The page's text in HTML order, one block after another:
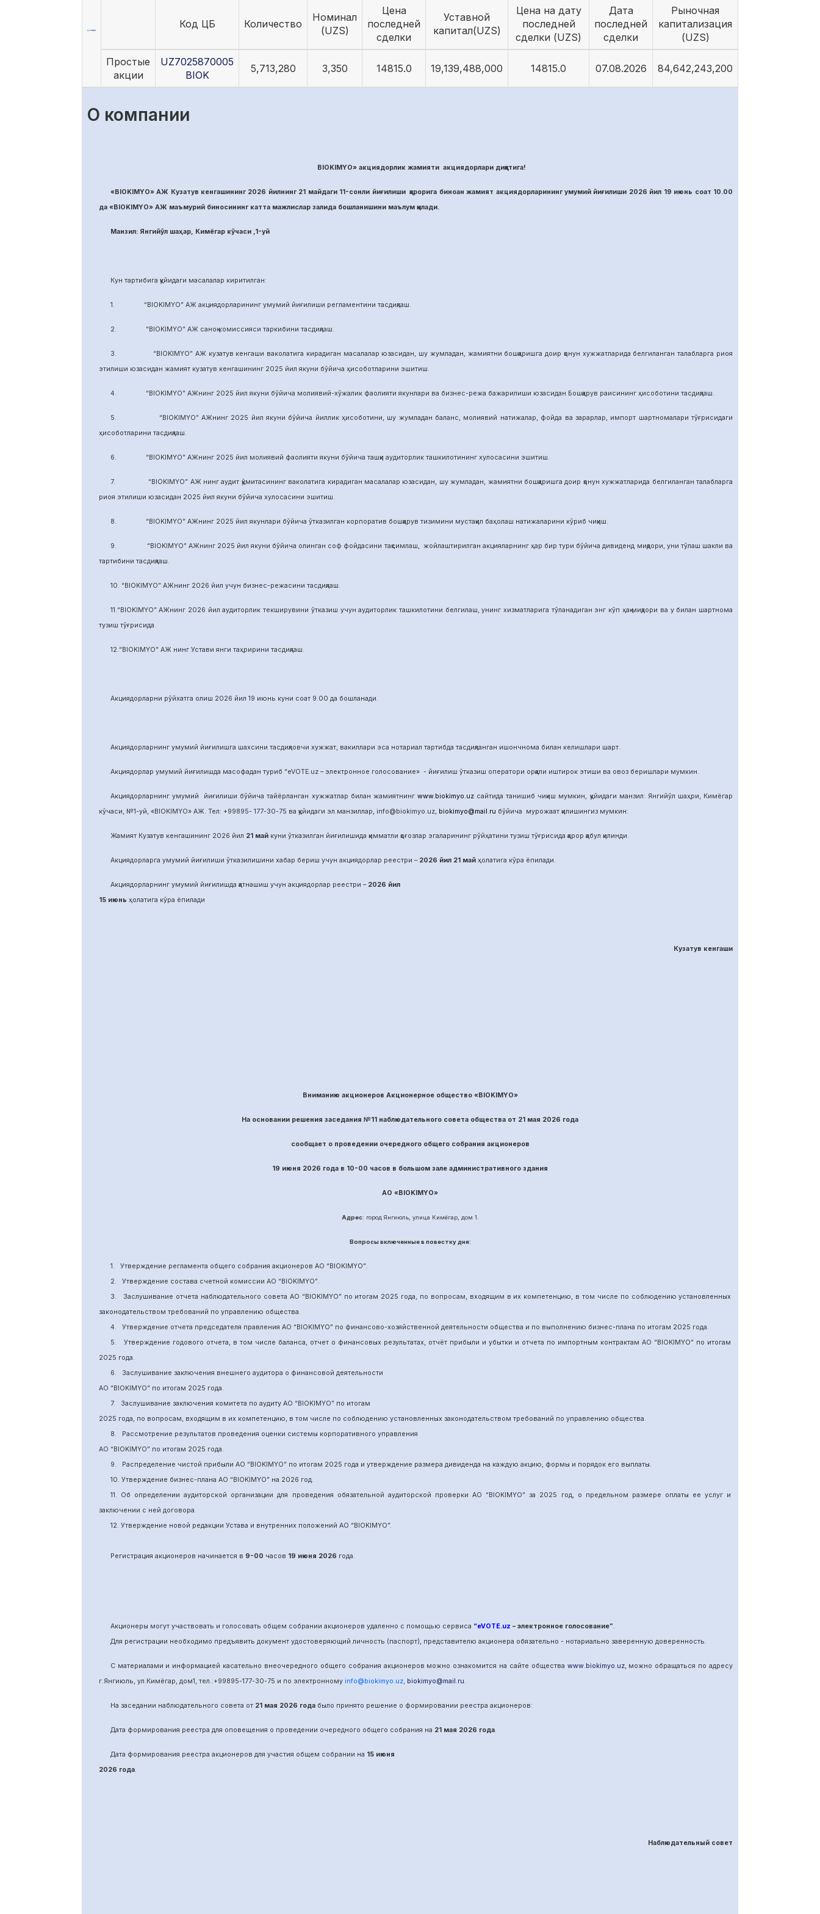
Код ЦБ Количество
Номинал
(UZS)
Цена
последней
сделки
Уставной
капитал(UZS)
Цена на дату
последней
сделки (UZS)
Дата
последней
сделки
Рыночная
капитализация
(UZS)
Простые
акции
UZ7025870005
BIOK
5,713,280 3,350 14815.0 19,139,488,000 14815.0 07.08.2026 84,642,243,200
О компании
BIOKIMYO» акциядорлик жамияти акциядорлари диққатига!
«BIOKIMYO» АЖ Кузатув кенгашининг 2026 йилнинг 21 майдаги 11-сонли йиғилиши қарорига биноан жамият акциядорларининг умумий йиғилиши 2026 йил 19 июнь соат 10.00
да «BIOKIMYO» АЖ маъмурий биносининг катта мажлислар залида бошланишини маълум қилади.
Манзил: Янгийўл шаҳар, Кимёгар кўчаси ,1-уй
Кун тартибига қуйидаги масалалар киритилган:
1. “BIOKIMYO” АЖ акциядорларининг умумий йиғилиши регламентини тасдиқлаш.
2. “BIOKIMYO” АЖ саноқ комиссияси таркибини тасдиқлаш.
3. “BIOKIMYO” АЖ кузатув кенгаши ваколатига кирадиган масалалар юзасидан, шу жумладан, жамиятни бошқаришга доир қонун хужжатларида белгиланган талабларга риоя
этилиши юзасидан жамият кузатув кенгашининг 2025 йил якуни бўйича ҳисоботларини эшитиш.
4. “BIOKIMYO” АЖнинг 2025 йил якуни бўйича молиявий-хўжалик фаолияти якунлари ва бизнес-режа бажарилиши юзасидан Бошқарув раисининг ҳисоботини тасдиқлаш.
5. “BIOKIMYO” АЖнинг 2025 йил якуни бўйича йиллик ҳисоботини, шу жумладан баланс, молиявий натижалар, фойда ва зарарлар, импорт шартномалари тўғрисидаги
ҳисоботларини тасдиқлаш.
6. “BIOKIMYO” АЖнинг 2025 йил молиявий фаолияти якуни бўйича ташқи аудиторлик ташкилотининг хулосасини эшитиш.
7. “BIOKIMYO” АЖ нинг аудит қўмитасининг ваколатига кирадиган масалалар юзасидан, шу жумладан, жамиятни бошқаришга доир қонун хужжатларида белгиланган талабларга
риоя этилиши юзасидан 2025 йил якуни бўйича хулосасини эшитиш.
8. “BIOKIMYO” АЖнинг 2025 йил якунлари бўйича ўтказилган корпоратив бошқарув тизимини мустақил баҳолаш натижаларини кўриб чиқиш.
9. “BIOKIMYO” АЖнинг 2025 йил якуни бўйича олинган соф фойдасини тақсимлаш, жойлаштирилган акцияларнинг ҳар бир тури бўйича дивиденд миқдори, уни тўлаш шакли ва
тартибини тасдиқлаш.
10. “BIOKIMYO” АЖнинг 2026 йил учун бизнес-режасини тасдиқлаш.
11.“BIOKIMYO” АЖнинг 2026 йил аудиторлик текширувини ўтказиш учун аудиторлик ташкилотини белгилаш, унинг хизматларига тўланадиган энг кўп ҳақ миқдори ва у билан шартнома
тузиш тўғрисида.
12.“BIOKIMYO” АЖ нинг Устави янги таҳририни тасдиқлаш.
Акциядорларни рўйхатга олиш 2026 йил 19 июнь куни соат 9.00 да бошланади.
Акциядорларнинг умумий йиғилишга шахсини тасдиқловчи хужжат, вакиллари эса нотариал тартибда тасдиқланган ишончнома билан келишлари шарт.
Акциядорлар умумий йиғилишда масофадан туриб “eVOTE.uz – электронное голосование» - йиғилиш ўтказиш оператори орқали иштирок этиши ва овоз беришлари мумкин.
Акциядорларнинг умумий йиғилиши бўйича тайёрланган хужжатлар билан жамиятнинг www.biokimyo.uzсайтида танишиб чиқиш мумкин, қуйидаги манзил: Янгийўл шаҳри, Кимёгар
кўчаси, №1-уй, «BIOKIMYO» АЖ. Тел: +99895- 177-30-75 ва қуйидаги эл.манзиллар, info@biokimyo.uz, biokimyo@mail.ru бўйича мурожаат қилишингиз мумкин:
Жамият Кузатув кенгашининг 2026 йил 21 майкуни ўтказилган йиғилишида қимматли қоғозлар эгаларининг рўйҳатини тузиш тўғрисида қарор қабул қилинди.
Акциядорларга умумий йиғилиши ўтказилишини хабар бериш учун акциядорлар реестри – 2026 йил 21 майҳолатига кўра ёпилади.
Акциядорларнинг умумий йиғилишда қатнашиш учун акциядорлар реестри – 2026 йил
15 июнь ҳолатига кўра ёпилади
Кузатув кенгаши
Вниманию акционеров Акционерное общество «BIOKIMYO»
На основании решения заседания №11 наблюдательного совета общества от 21 мая 2026 года
сообщает о проведении очередного общего собрания акционеров
19 июня 2026 года в 10-00 часов в большом зале административного здания
АО «BIOKIMYO»
Адрес: город Янгиюль, улица Кимёгар, дом 1.
Вопросы включенные в повестку дня:
1. Утверждение регламента общего собрания акционеров АО “BIOKIMYO”.
2.
Утверждение состава счетной комиссии АО “BIOKIMYO”.
3.
Заслушивание отчета наблюдательного совета АО “BIOKIMYO”по итогам 2025 года, по вопросам, входящим в их компетенцию, в том числе по соблюдению установленных
законодательством требований по управлению общества.
4.
Утверждение отчета председателя правления АО “BIOKIMYO”по финансово-хозяйственной деятельности общества и по выполнению бизнес-плана по итогам 2025 года.
5.
Утверждение годового отчета, в том числе баланса, отчет о финансовых результатах, отчёт прибыли и убытки и отчета по импортным контрактам АО “BIOKIMYO” по итогам
2025 года.
6.
Заслушивание заключения внешнего аудитора о финансовой деятельности
АО “BIOKIMYO”по итогам 2025 года.
7.
Заслушивание заключения комитета по аудитуАО “BIOKIMYO”по итогам
2025 года, по вопросам, входящим в их компетенцию, в том числе по соблюдению установленных законодательством требований по управлению общества.
8.
Рассмотрение результатов проведения оценки системы корпоративного управления
АО “BIOKIMYO”по итогам 2025 года.
9.
Распределение чистой прибыли АО “BIOKIMYO”по итогам 2025 года и утверждение размера дивиденда на каждую акцию, формы и порядок его выплаты.
10. Утверждение бизнес-плана АО “BIOKIMYO”на 2026 год.
11.
Об определении аудиторской организации для проведения обязательной аудиторской проверки АО “BIOKIMYO” за 2025 год, о предельном размере оплаты ее услуг и
заключении с ней договора.
12. Утверждение новой редакции Устава и внутренних положений АО “BIOKIMYO”.
Регистрация акционеров начинается в 9-00 часов 19 июня 2026 года.
Акционеры могут участвовать и голосовать общем собрании акционеров удаленно с помощью сервиса “eVOTE.uz – электронное голосование”.
Для регистрации необходимо предъявить документ удостоверяющий личность (паспорт), представителю акционера обязательно - нотариально заверенную доверенность.
С материалами и информацией касательно внеочередного общего собрания акционеров можно ознакомится на сайте общества www.biokimyo.uz, можно обращаться по адресу
г.Янгиюль, ул.Кимёгар, дом1, тел.:+99895-177-30-75 и по электронному info@biokimyo.uz, biokimyo@mail.ru.
На заседании наблюдательного совета от 21 мая 2026 годабыло принято решение о формировании реестра акционеров:
Дата формирования реестра для оповещения о проведении очередного общего собрания на 21 мая 2026 года.
Дата формирования реестра акционеров для участия общем собрании на 15 июня
2026 года.
Наблюдательный совет